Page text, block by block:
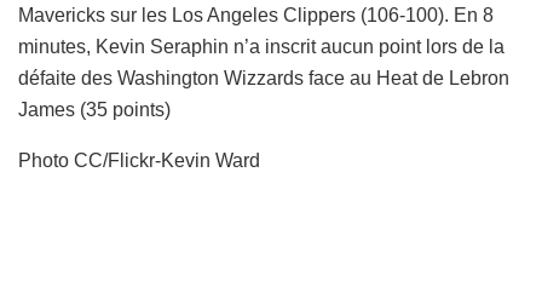
Mavericks sur les Los Angeles Clippers (106-100). En 8
minutes, Kevin Seraphin n’a inscrit aucun point lors de la
défaite des Washington Wizzards face au Heat de Lebron
James (35 points)
Photo CC/Flickr-Kevin Ward